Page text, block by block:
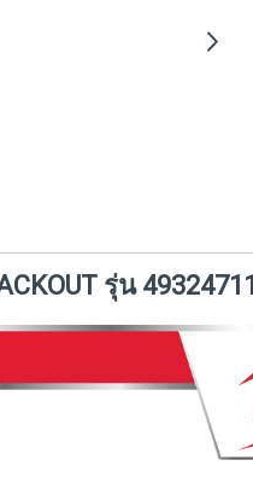
รุ่น